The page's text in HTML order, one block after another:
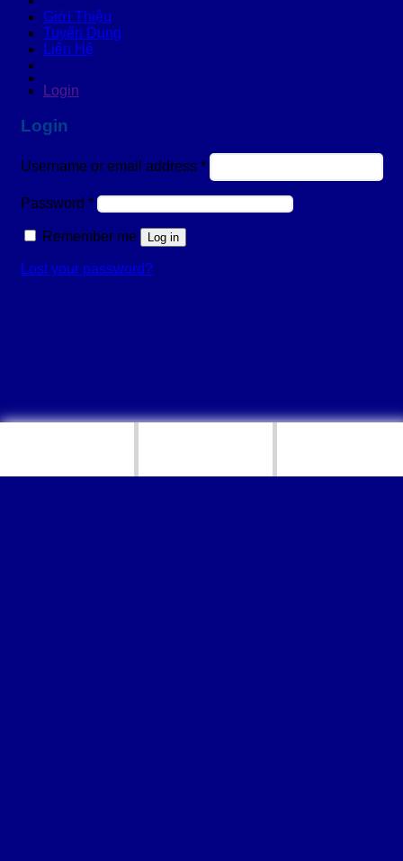
Giới Thiệu
Tuyển Dụng
Liên Hệ
Login
Login
Username or email address *
Password *
Remember me Log in
Lost your password?